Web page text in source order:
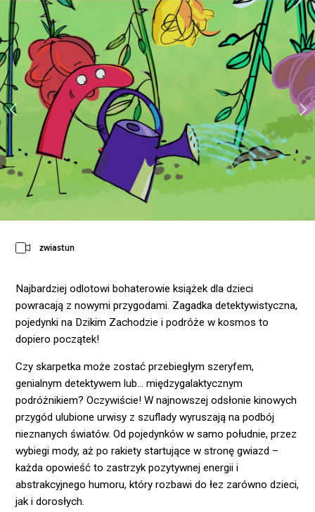
zwiastun
Najbardziej odlotowi bohaterowie książek dla dzieci
powracają z nowymi przygodami. Zagadka detektywistyczna,
pojedynki na Dzikim Zachodzie i podróże w kosmos to
dopiero początek!
Czy skarpetka może zostać przebiegłym szeryfem,
genialnym detektywem lub… międzygalaktycznym
podróżnikiem? Oczywiście! W najnowszej odsłonie kinowych
przygód ulubione urwisy z szuflady wyruszają na podbój
nieznanych światów. Od pojedynków w samo południe, przez
wybiegi mody, aż po rakiety startujące w stronę gwiazd –
każda opowieść to zastrzyk pozytywnej energii i
abstrakcyjnego humoru, który rozbawi do łez zarówno dzieci,
jak i dorosłych.